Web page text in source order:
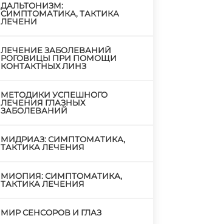
ДАЛЬТОНИЗМ:
СИМПТОМАТИКА, ТАКТИКА
ЛЕЧЕНИ
ЛЕЧЕНИЕ ЗАБОЛЕВАНИЙ
РОГОВИЦЫ ПРИ ПОМОЩИ
КОНТАКТНЫХ ЛИНЗ
МЕТОДИКИ УСПЕШНОГО
ЛЕЧЕНИЯ ГЛАЗНЫХ
ЗАБОЛЕВАНИЙ
МИДРИАЗ: СИМПТОМАТИКА,
ТАКТИКА ЛЕЧЕНИЯ
МИОПИЯ: СИМПТОМАТИКА,
ТАКТИКА ЛЕЧЕНИЯ
МИР СЕНСОРОВ И ГЛАЗ